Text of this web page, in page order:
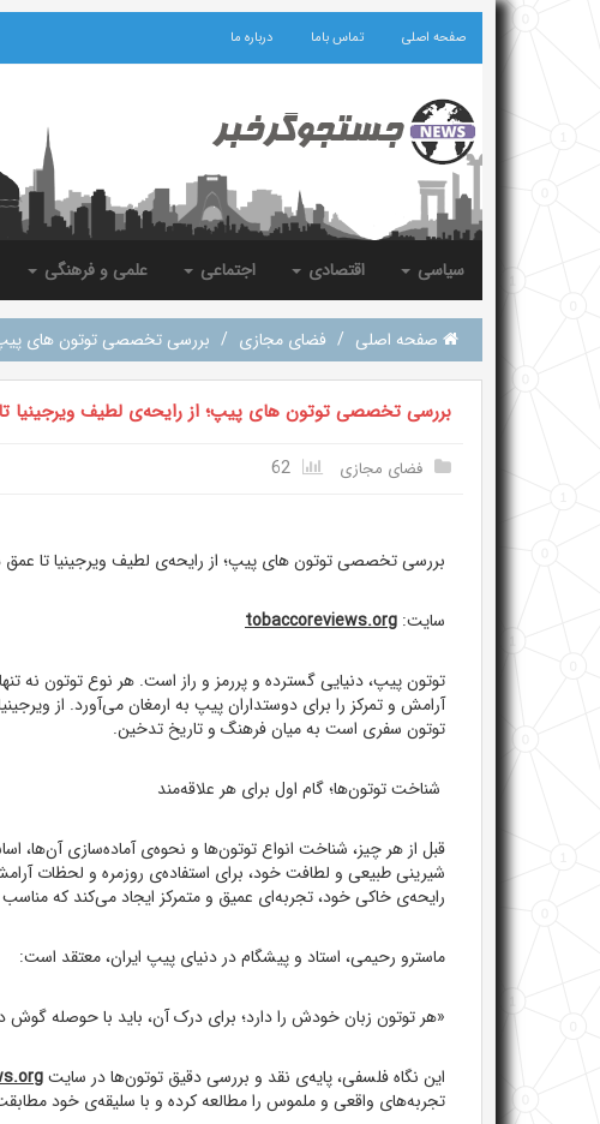
صفحه اصلی تماس باما درباره ما
سیاسی اقتصادی اجتماعی علمی و فرهنگی
صفحه اصلی / فضای مجازی / بررسی تخصصی توتون ‌های پیپ؛
بررسی تخصصی توتون ‌های پیپ؛ از رایحه‌ی لطیف ویرجینیا تا
فضای مجازی
بررسی تخصصی توتون ‌های پیپ؛ از رایحه‌ی لطیف ویرجینیا تا عمق
سایت: tobaccoreviews.org
توتون پیپ، دنیایی گسترده و پررمز و راز است. هر نوع توتون نه
آرامش و تمرکز را برای دوستداران پیپ به ارمغان می‌آورد. از
توتون سفری است به میان فرهنگ و تاریخ تدخین.
شناخت توتون‌ها؛ گام اول برای هر علاقه‌مند
قبل از هر چیز، شناخت انواع توتون‌ها و نحوه‌ی آماده‌سازی آن‌ها،
شیرینی طبیعی و لطافت خود، برای استفاده‌ی روزمره و لحظات
رایحه‌ی خاکی خود، تجربه‌ای عمیق و متمرکز ایجاد می‌کند که
ماسترو رحیمی، استاد و پیشگام در دنیای پیپ ایران، معتقد است:
«هر توتون زبان خودش را دارد؛ برای درک آن، باید با حوصله
این نگاه فلسفی، پایه‌ی نقد و بررسی دقیق توتون‌ها در سایت
تجربه‌های واقعی و ملموس را مطالعه کرده و با سلیقه‌ی خود